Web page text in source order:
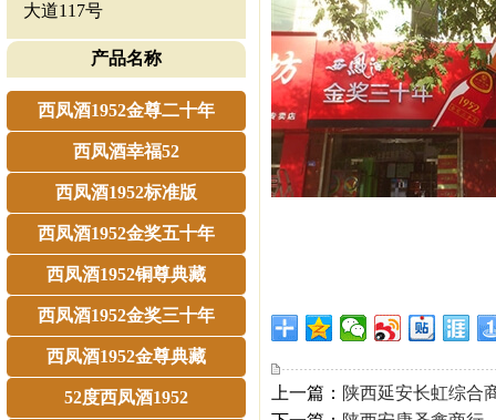
大道117号
产品名称
西凤酒1952金尊二十年
西凤酒幸福52
西凤酒1952标准版
西凤酒1952金奖五十年
西凤酒1952铜尊典藏
西凤酒1952金奖三十年
西凤酒1952金尊典藏
52度西凤酒1952 上一篇： 陕西延安长虹综合